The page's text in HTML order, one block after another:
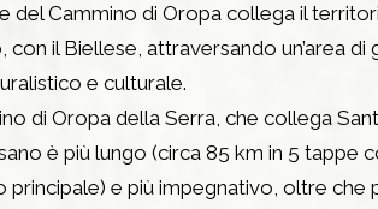
del Cammino di Oropa collega il
con il Biellese, attraversando un’area di
e culturale.
di Oropa della Serra, che collega
è più lungo (circa 85 km in 5 tappe
principale) e più impegnativo, oltre che